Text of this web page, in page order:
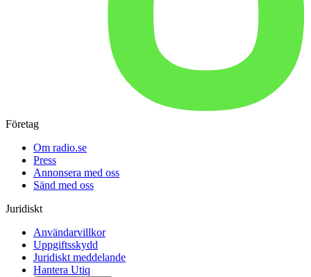
Företag
Om radio.se
Press
Annonsera med oss
Sänd med oss
Juridiskt
Användarvillkor
Uppgiftsskydd
Juridiskt meddelande
Hantera Utiq